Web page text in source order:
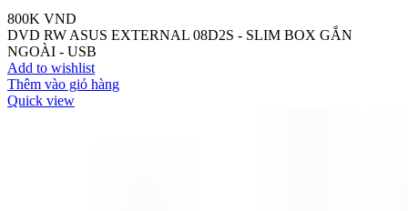
800K VND
DVD RW ASUS EXTERNAL 08D2S - SLIM BOX GẮN
NGOÀI - USB
Add to wishlist
Thêm vào giỏ hàng
Quick view